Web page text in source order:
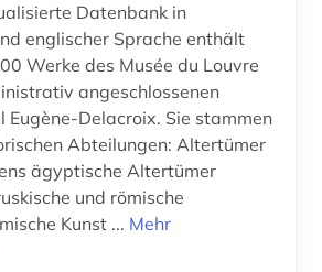
(1)
Datenbank in
englischer Sprache enthält
Werke des Musée du Louvre
angeschlossenen
Eugène-Delacroix. Sie stammen
Abteilungen: Altertümer
und römische
Altertümer islamische Kunst ... Mehr